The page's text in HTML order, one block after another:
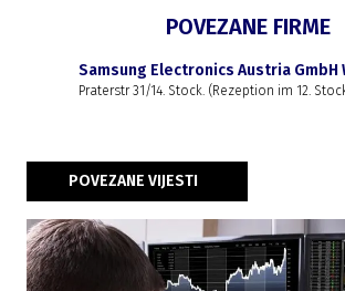
POVEZANE FIRME
Samsung Electronics Austria GmbH
Praterstr 31/14. Stock. (Rezeption im 12.
POVEZANE VIJESTI